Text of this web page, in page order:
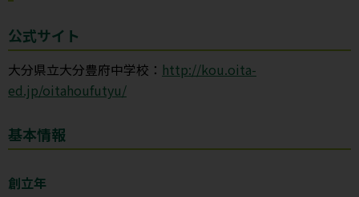
公式サイト
大分県立大分豊府中学校： http://kou.oita-
ed.jp/oitahoufutyu/
基本情報
創立年